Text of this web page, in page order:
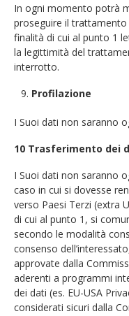
In ogni momento potrà
proseguire il
finalità di cui al punto 1
la legittimità del
interrotto.
Profilazione
I Suoi dati non saranno
10 Trasferimento dei
I Suoi dati non saranno
caso in cui si dovesse
verso Paesi Terzi (extra
di cui al punto 1, si
secondo le modalità
consenso
approvate dalla
aderenti a programmi
dei dati (es. EU-USA
considerati sicuri dalla